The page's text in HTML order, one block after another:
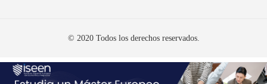
© 2020 Todos los derechos reservados.